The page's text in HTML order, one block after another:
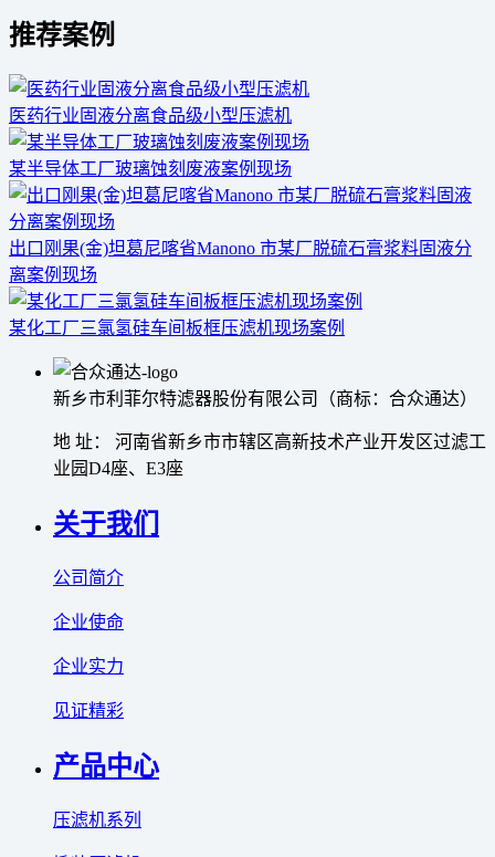
推荐案例
医药行业固液分离食品级小型压滤机
某半导体工厂玻璃蚀刻废液案例现场
出口刚果(金)坦葛尼喀省Manono 市某厂脱硫石膏浆料固液分
离案例现场
某化工厂三氯氢硅车间板框压滤机现场案例
新乡市利菲尔特滤器股份有限公司（商标：合众通达）
地 址： 河南省新乡市市辖区高新技术产业开发区过滤工
业园D4座、E3座
关于我们
公司简介
企业使命
企业实力
见证精彩
产品中心
压滤机系列